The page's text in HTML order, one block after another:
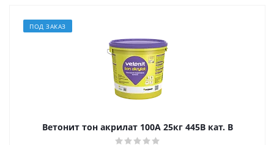
ПОД ЗАКАЗ
Ветонит тон акрилат 100А 25кг 445B кат. B